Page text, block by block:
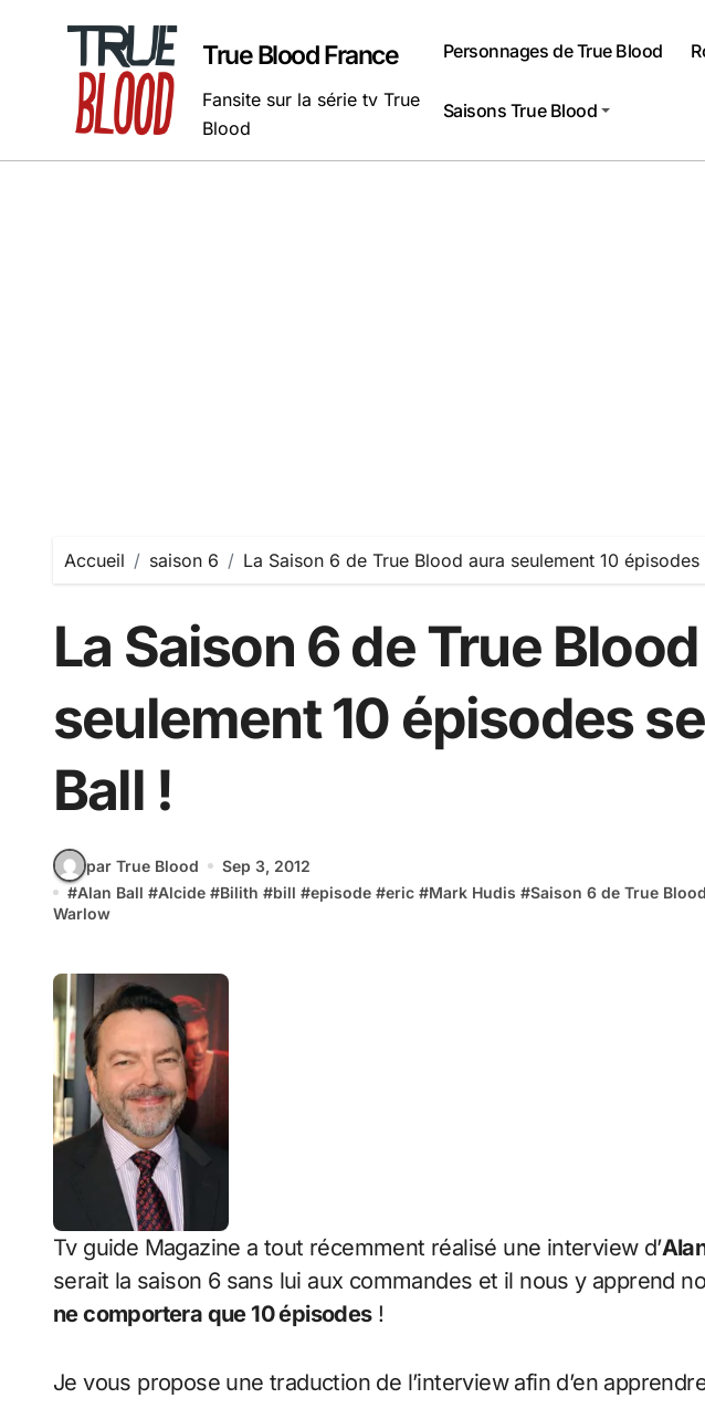
True Blood France
Fansite sur la série tv True
Blood
Personnages de True Blood
Saisons True Blood
Accueil saison 6 La Saison 6 de True Blood aura seulement 10
La Saison 6 de True
seulement 10 épisodes
Ball !
par True Blood
Sep 3, 2012
#Alan Ball #Alcide #Bilith #bill #episode #eric #Mark Hudis #Saison 6 de True Blood
Warlow
Tv guide Magazine a tout récemment réalisé une interview d’
serait la saison 6 sans lui aux commandes et il nous y apprend
ne comportera que 10 épisodes!
Je vous propose une traduction de l’interview afin d’en